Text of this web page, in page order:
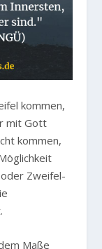
kommen,
mit Gott
kommen,
oder Zweifel-
Maße